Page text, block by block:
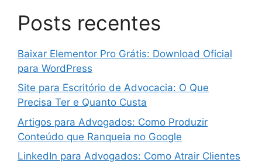
Posts recentes
Baixar Elementor Pro Grátis: Download Oficial
para WordPress
Site para Escritório de Advocacia: O Que
Precisa Ter e Quanto Custa
Artigos para Advogados: Como Produzir
Conteúdo que Ranqueia no Google
LinkedIn para Advogados: Como Atrair Clientes